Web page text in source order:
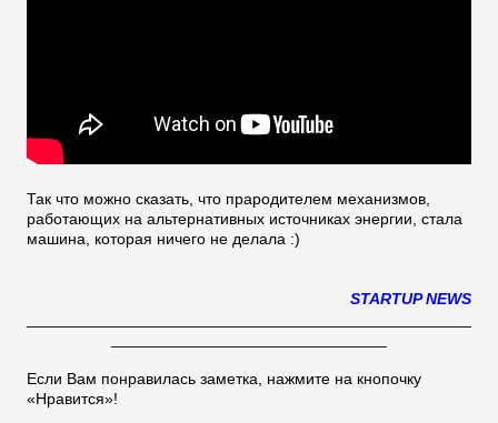
Так что можно сказать, что прародителем механизмов,
работающих на альтернативных источниках энергии, стала
машина, которая ничего не делала :)
STARTUP NEWS
Если Вам понравилась заметка, нажмите на кнопочку
«Нравится»!